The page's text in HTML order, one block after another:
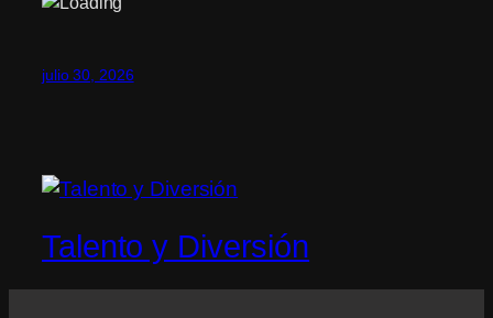
julio 30, 2026
Talento y Diversión